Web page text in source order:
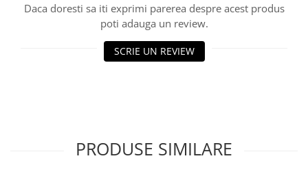
Daca doresti sa iti exprimi parerea despre acest produs
poti adauga un review.
SCRIE UN REVIEW
PRODUSE SIMILARE